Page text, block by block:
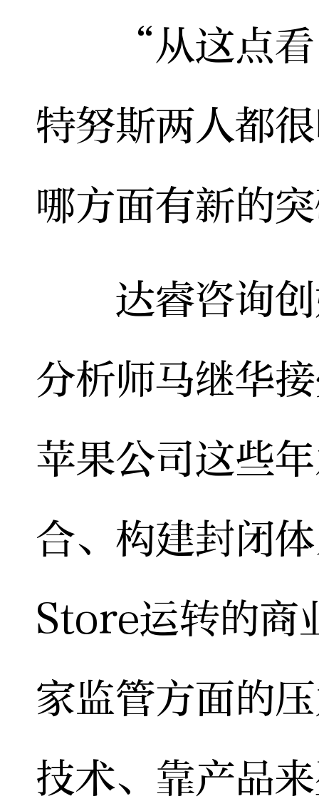
“从这点看
特努斯两人都
哪方面有新的
达睿咨询创
分析师马继华
苹果公司这些
合、构建封闭
Store运转的商
家监管方面的
技术、靠产品